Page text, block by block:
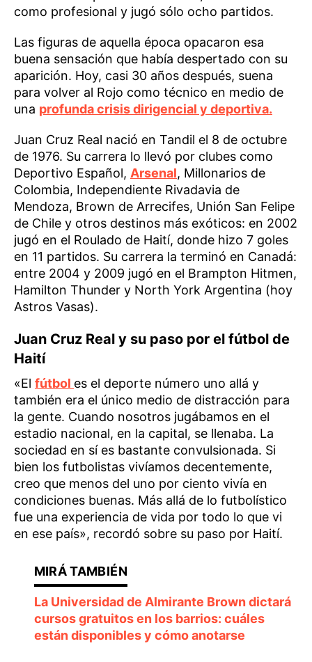
como profesional y jugó sólo ocho partidos.
Las figuras de aquella época opacaron esa
buena sensación que había despertado con su
aparición. Hoy, casi 30 años después, suena
para volver al Rojo como técnico en medio de
una profunda crisis dirigencial y deportiva.
Juan Cruz Real nació en Tandil el 8 de octubre
de 1976. Su carrera lo llevó por clubes como
Deportivo Español, Arsenal, Millonarios de
Colombia, Independiente Rivadavia de
Mendoza, Brown de Arrecifes, Unión San Felipe
de Chile y otros destinos más exóticos: en 2002
jugó en el Roulado de Haití, donde hizo 7 goles
en 11 partidos. Su carrera la terminó en Canadá:
entre 2004 y 2009 jugó en el Brampton Hitmen,
Hamilton Thunder y North York Argentina (hoy
Astros Vasas).
Juan Cruz Real y su paso por el fútbol de
Haití
«El fútbol es el deporte número uno allá y
también era el único medio de distracción para
la gente. Cuando nosotros jugábamos en el
estadio nacional, en la capital, se llenaba. La
sociedad en sí es bastante convulsionada. Si
bien los futbolistas vivíamos decentemente,
creo que menos del uno por ciento vivía en
condiciones buenas. Más allá de lo futbolístico
fue una experiencia de vida por todo lo que vi
en ese país», recordó sobre su paso por Haití.
La Universidad de Almirante Brown dictará
cursos gratuitos en los barrios: cuáles
están disponibles y cómo anotarse